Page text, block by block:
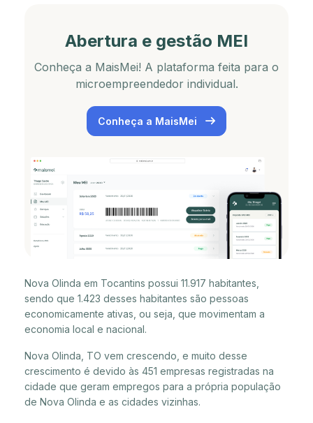
Abertura e gestão MEI
Conheça a MaisMei! A plataforma feita para o
microempreendedor individual.
Conheça a MaisMei
Nova Olinda em Tocantins possui 11.917 habitantes,
sendo que 1.423 desses habitantes são pessoas
economicamente ativas, ou seja, que movimentam a
economia local e nacional.
Nova Olinda, TO vem crescendo, e muito desse
crescimento é devido às 451 empresas registradas na
cidade que geram empregos para a própria população
de Nova Olinda e as cidades vizinhas.